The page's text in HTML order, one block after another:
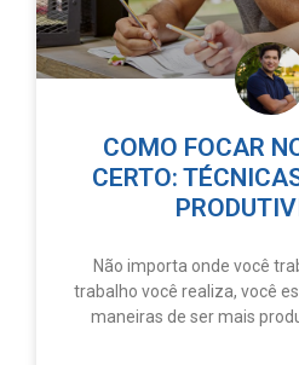
COMO FOCAR
CERTO:
Não importa onde você
trabalho você realiza, você
maneiras de ser mais